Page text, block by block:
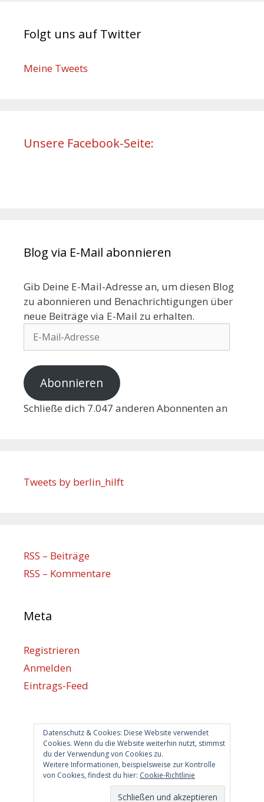
Folgt uns auf Twitter
Meine Tweets
Unsere Facebook-Seite:
Blog via E-Mail abonnieren
Gib Deine E-Mail-Adresse an, um diesen Blog
zu abonnieren und Benachrichtigungen über
neue Beiträge via E-Mail zu erhalten.
Abonnieren
Schließe dich 7.047 anderen Abonnenten an
Datenschutz & Cookies: Diese Website verwendet
Cookies. Wenn du die Website weiterhin nutzt, stimmst
du der Verwendung von Cookies zu.
Weitere Informationen, beispielsweise zur Kontrolle
von Cookies, findest du hier: Cookie-Richtlinie
Tweets by berlin_hilft
RSS – Beiträge
RSS – Kommentare
Meta
Registrieren
Anmelden
Eintrags-Feed
WordPress.org
Berlin hilft
info@berlin-hilft.com